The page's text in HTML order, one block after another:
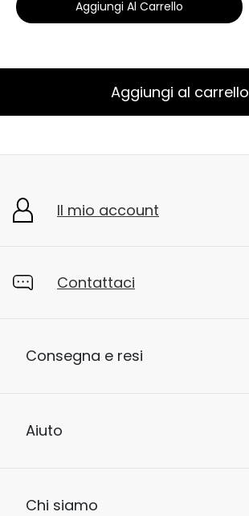
Aggiungi Al Carrello
Aggiungi al carrello
Il mio account
Contattaci
Consegna e resi
Aiuto
Chi siamo